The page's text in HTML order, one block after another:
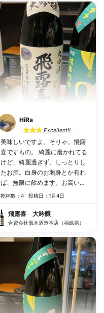
HiRa
Excellent!!
美味しいですよ、そりゃ。飛露
喜ですもの。 綺麗に磨かれてる
けど、綺麗過ぎず、しっとりし
たお酒。白身のお刺身とか有れ
ば、無限に飲めます。お高いの
に…笑。
乾杯数：4 投稿日：1月4日
飛露喜 大吟醸
合資会社廣木酒造本店（福島県）